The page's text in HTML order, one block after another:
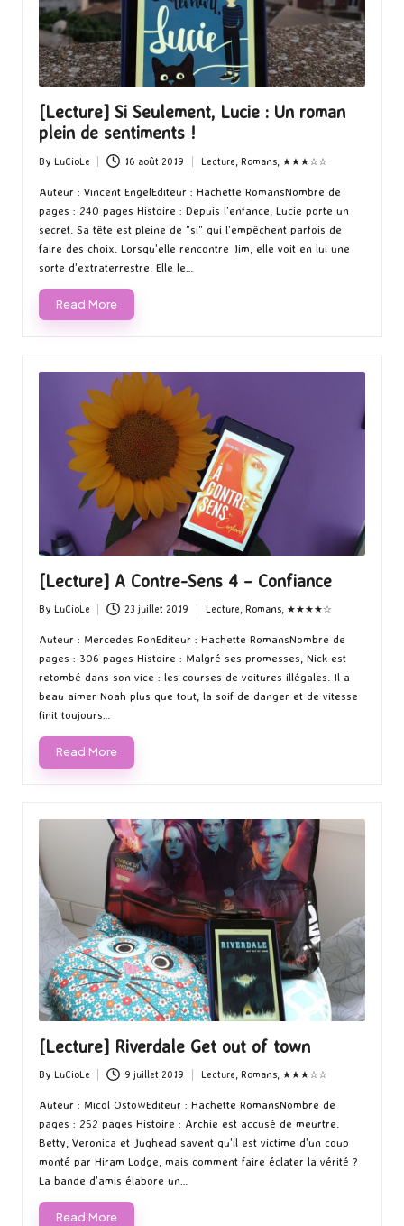
[Lecture] Si Seulement, Lucie : Un roman
plein de sentiments !
Posted
by
By LuCioLe 16 août 2019
Posted
in
Lecture, Romans, ★★★☆☆
Auteur : Vincent EngelEditeur : Hachette RomansNombre de
pages : 240 pages Histoire : Depuis l'enfance, Lucie porte un
secret. Sa tête est pleine de "si" qui l'empêchent parfois de
faire des choix. Lorsqu'elle rencontre Jim, elle voit en lui une
sorte d'extraterrestre. Elle le…
Read More
[Lecture] A Contre-Sens 4 – Confiance
Posted
by
By LuCioLe 23 juillet 2019
in
Lecture, Romans, ★★★★☆
Auteur : Mercedes RonEditeur : Hachette RomansNombre de
pages : 306 pages Histoire : Malgré ses promesses, Nick est
retombé dans son vice : les courses de voitures illégales. Il a
beau aimer Noah plus que tout, la soif de danger et de vitesse
finit toujours…
Read More
[Lecture] Riverdale Get out of town
Posted
by
By LuCioLe 9 juillet 2019
in
Lecture, Romans, ★★★☆☆
Auteur : Micol OstowEditeur : Hachette RomansNombre de
pages : 252 pages Histoire : Archie est accusé de meurtre.
Betty, Veronica et Jughead savent qu'il est victime d'un coup
monté par Hiram Lodge, mais comment faire éclater la vérité ?
La bande d'amis élabore un…
Read More